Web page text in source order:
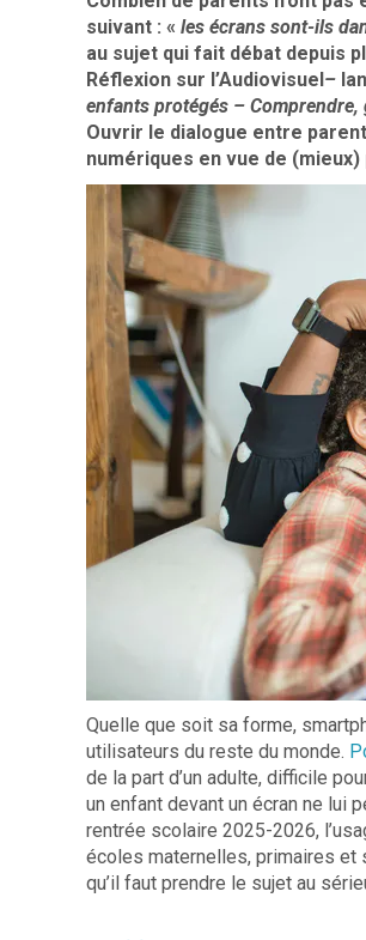
suivant : « les écrans sont-ils
au sujet qui fait débat depuis
Réflexion sur l’Audiovisuel–
enfants protégés – Comprendre,
Ouvrir le dialogue entre
numériques en vue de
Quelle que soit sa forme,
utilisateurs du reste du monde.
de la part d’un adulte, difficile
un enfant devant un écran ne lui
rentrée scolaire 2025-2026,
écoles maternelles, primaires et
qu’il faut prendre le sujet au